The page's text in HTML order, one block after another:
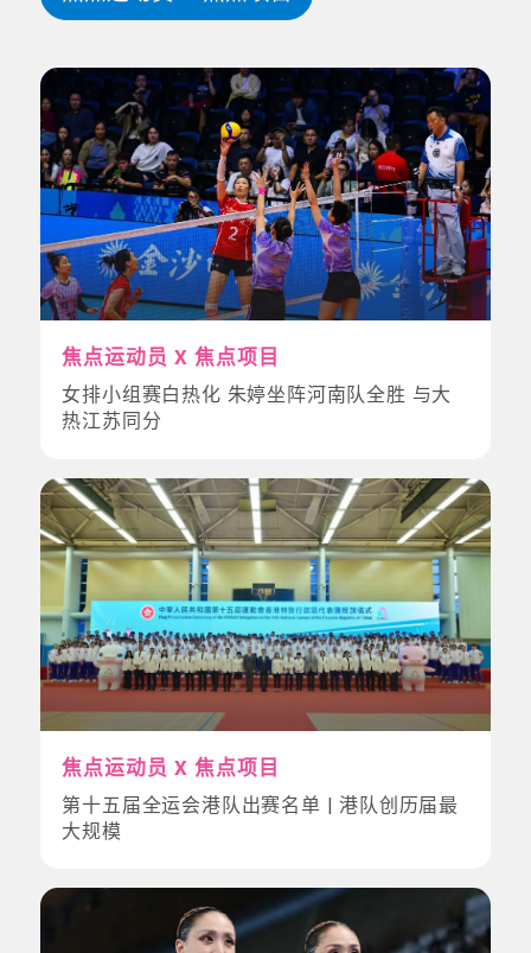
焦点运动员 X 焦点项目
女排小组赛白热化 朱婷坐阵河南队全胜 与大
热江苏同分
焦点运动员 X 焦点项目
第十五届全运会港队出赛名单 | 港队创历届最
大规模